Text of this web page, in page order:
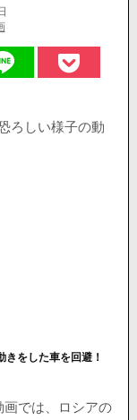
ろしい様子の動
きをした車を回避！
画では、ロシアの